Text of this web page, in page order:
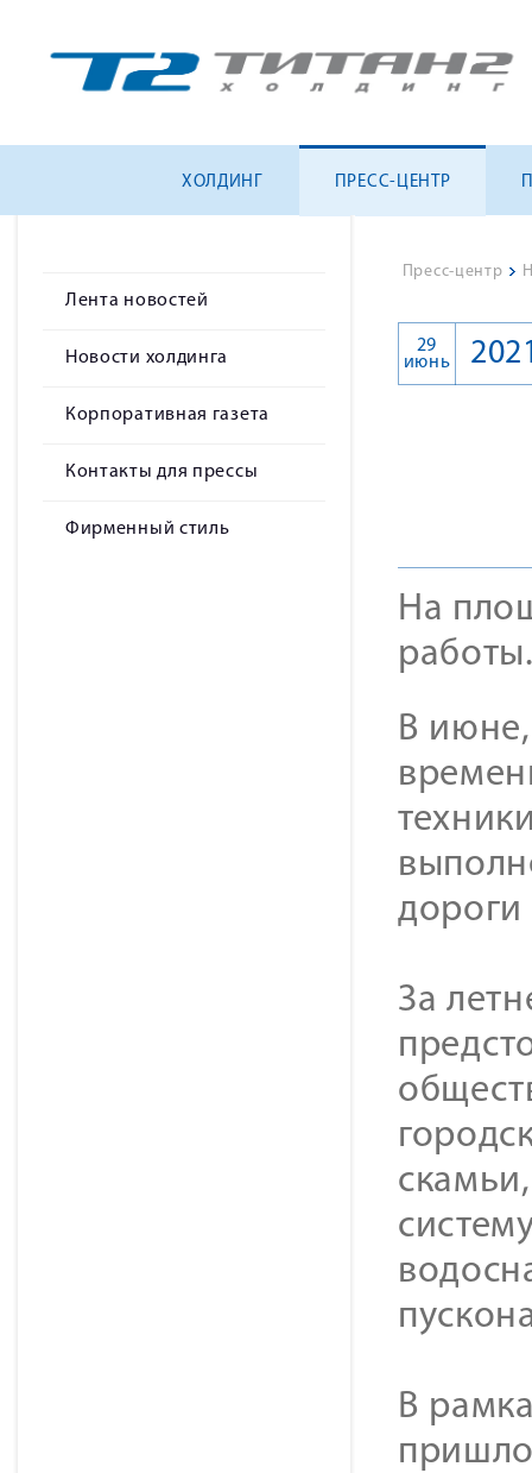
ХОЛДИНГ ПРЕСС-ЦЕНТР
Лента новостей
Новости холдинга
Корпоративная газета
Контакты для прессы
Фирменный стиль
Пресс-центр >
29
июнь
На
В июне,
За
В